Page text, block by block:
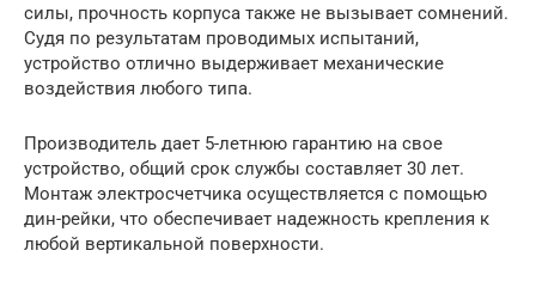
силы, прочность корпуса также не вызывает сомнений.
Судя по результатам проводимых испытаний,
устройство отлично выдерживает механические
воздействия любого типа.
Производитель дает 5-летнюю гарантию на свое
устройство, общий срок службы составляет 30 лет.
Монтаж электросчетчика осуществляется с помощью
дин-рейки, что обеспечивает надежность крепления к
любой вертикальной поверхности.